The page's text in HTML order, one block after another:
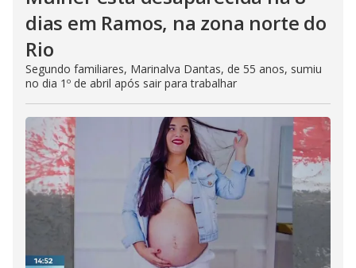
dias em Ramos, na zona norte do
Rio
Segundo familiares, Marinalva Dantas, de 55 anos, sumiu
no dia 1º de abril após sair para trabalhar